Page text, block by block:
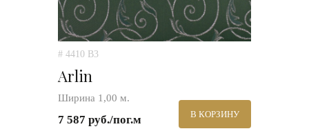
# 4410 B3
Arlin
Ширина 1,00 м.
7 587 руб./пог.м В КОРЗИНУ